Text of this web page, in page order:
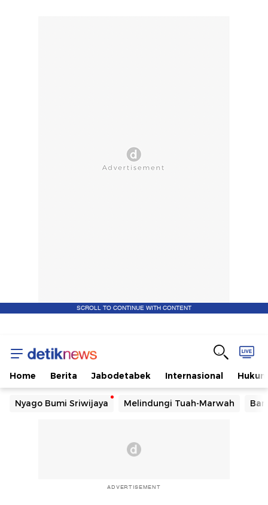
SCROLL TO CONTINUE WITH CONTENT
Home Berita Jabodetabek Internasional Hukum
Nyago Bumi Sriwijaya Melindungi Tuah-Marwah
ADVERTISEMENT